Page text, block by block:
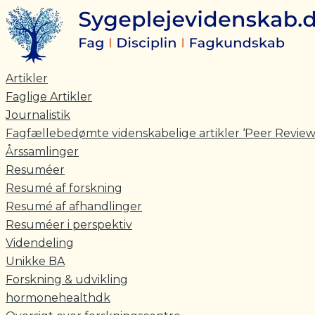
Gå
til
indholdet
Artikler
Faglige Artikler
Journalistik
Fagfællebedømte videnskabelige artikler ‘Peer
Årssamlinger
Resuméer
Resumé af forskning
Resumé af afhandlinger
Resuméer i perspektiv
Videndeling
Unikke BA
Forskning & udvikling
hormonehealthdk
Skriv
her..
Navn*
mail*